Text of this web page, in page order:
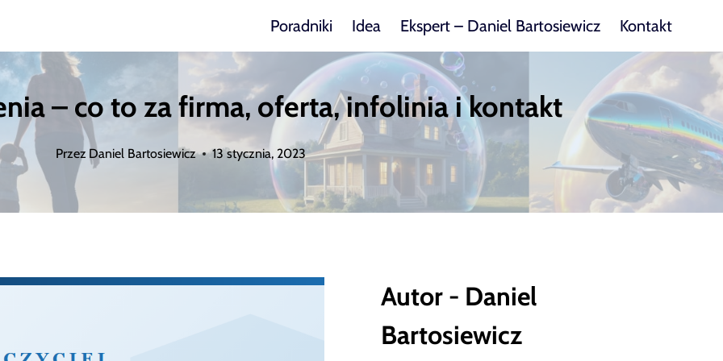
Poradniki Idea Ekspert – Daniel Bartosiewicz Kontakt
– co to za firma, oferta, infolinia i kontakt
Przez Daniel Bartosiewicz 13 stycznia, 2023
Autor - Daniel
Bartosiewicz